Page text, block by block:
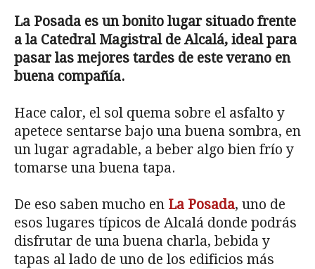
La Posada es un bonito lugar situado frente
a la Catedral Magistral de Alcalá, ideal para
pasar las mejores tardes de este verano en
buena compañía.
Hace calor, el sol quema sobre el asfalto y
apetece sentarse bajo una buena sombra, en
un lugar agradable, a beber algo bien frío y
tomarse una buena tapa.
De eso saben mucho en La Posada, uno de
esos lugares típicos de Alcalá donde podrás
disfrutar de una buena charla, bebida y
tapas al lado de uno de los edificios más